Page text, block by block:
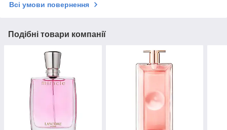
Всі умови повернення
Подібні товари компанії